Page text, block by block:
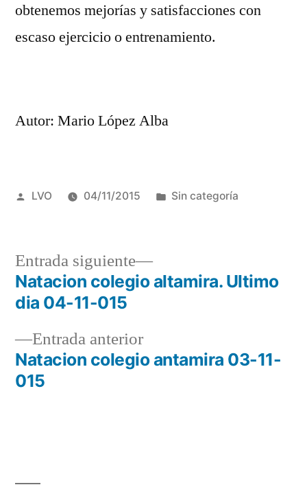
obtenemos mejorías y satisfacciones con
escaso ejercicio o entrenamiento.
Autor: Mario López Alba
Publicado
LVO 04/11/2015
Publicado
Sin categoría
Navegación
entradas
Entrada anteriorEntrada
anterior:
Natacion colegio antamira 03-11-
015
Entrada siguiente
Entrada
siguiente:
Natacion colegio altamira. Ultimo
dia 04-11-015